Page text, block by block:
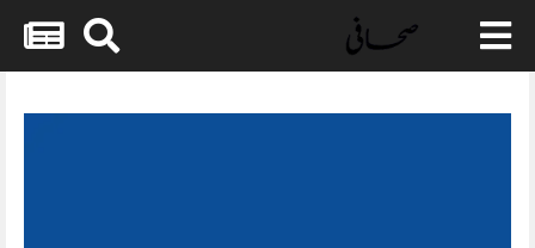
Skip
content